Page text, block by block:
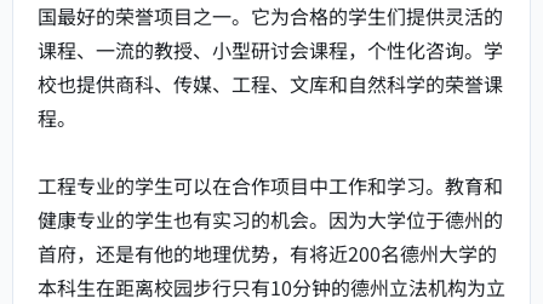
国最好的荣誉项目之一。它为合格的学生们提供灵活的
课程、一流的教授、小型研讨会课程，个性化咨询。学
校也提供商科、传媒、工程、文库和自然科学的荣誉课
程。
工程专业的学生可以在合作项目中工作和学习。教育和
健康专业的学生也有实习的机会。因为大学位于德州的
首府，还是有他的地理优势，有将近200名德州大学的
本科生在距离校园步行只有10分钟的德州立法机构为立